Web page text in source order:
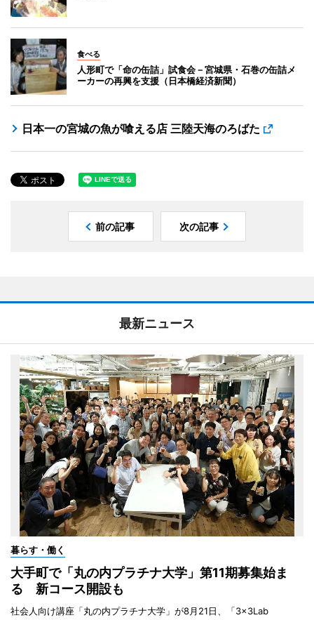
食べる
人形町で「命の缶詰」試食会－宮城県・石巻の缶詰メ
ーカーの再興を支援（日本橋経済新聞）
日本一の宮城の魚が喰える店 三陸天海のろばた
前の記事 次の記事
最新ニュース
暮らす・働く
大手町で「丸の内プラチナ大学」第11期募集始ま
る 新コース開設も
社会人向け講座「丸の内プラチナ大学」が8月21日、「3×3Lab